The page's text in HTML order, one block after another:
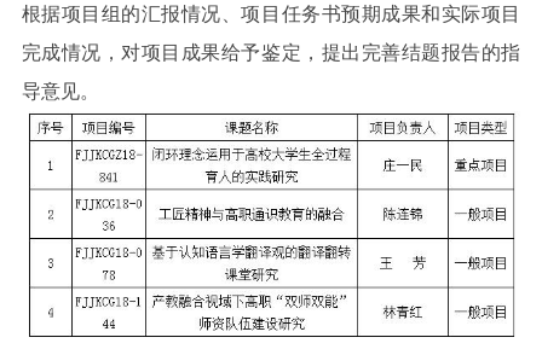
根据项目组的汇报情况、项目任务书预期成果和实际项目
完成情况，对项目成果给予鉴定，提出完善结题报告的指
导意见。